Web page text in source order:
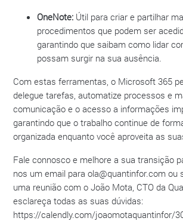
OneNote: Útil para criar e partilhar
procedimentos que podem ser
garantindo que saibam como lidar
possam surgir na sua ausência.
Com estas ferramentas, o Microsoft 365
delegue tarefas, automatize processos e
comunicação e o acesso a informações
garantindo que o trabalho continue de
organizada enquanto você aproveita as
Fale connosco e melhore a sua transição
nos um email para ola@quantinfor.com ou
uma reunião com o João Mota, CTO da
esclareça todas as suas dúvidas:
https://calendly.com/joaomotaquantinfor/